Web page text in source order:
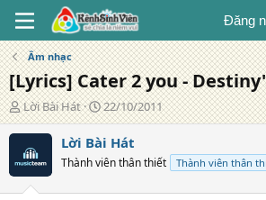
Đăng
Âm nhạc
[Lyrics] Cater 2 you -
T
á
c
g
i
ả
Lời Bài Hát
N
g
à
y
đ
22/10/2011
Lời Bài Hát
Thành viên thân thiết Thành viên thân